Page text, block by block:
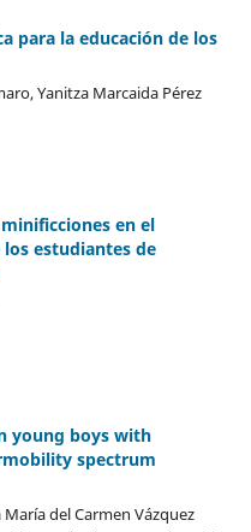
para la educación de los
Yanitza Marcaida Pérez
en el
estudiantes de
young boys with
spectrum
del Carmen Vázquez